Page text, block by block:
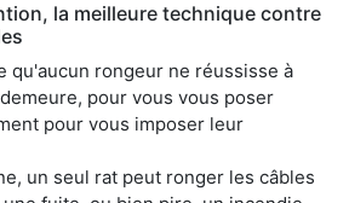
la meilleure technique contre
qu'aucun rongeur ne réussisse à
pour vous vous poser
pour vous imposer leur
un seul rat peut ronger les câbles